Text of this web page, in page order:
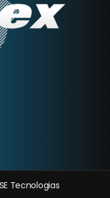
Tecnologias